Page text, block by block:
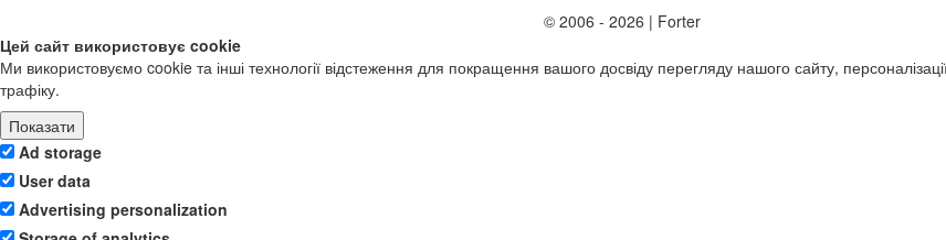
© 2006 - 2026 | Forter
Цей сайт використовує cookie
Ми використовуємо cookie та інші технології відстеження для покращення вашого досвіду перегляду нашого сайту,
трафіку.
Показати
Ad storage
User data
Advertising personalization